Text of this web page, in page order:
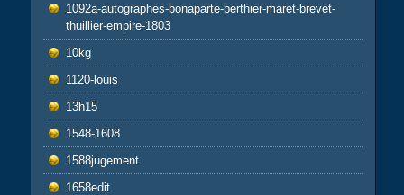
1092a-autographes-bonaparte-berthier-maret-brevet-
thuillier-empire-1803
10kg
1120-louis
13h15
1548-1608
1588jugement
1658edit